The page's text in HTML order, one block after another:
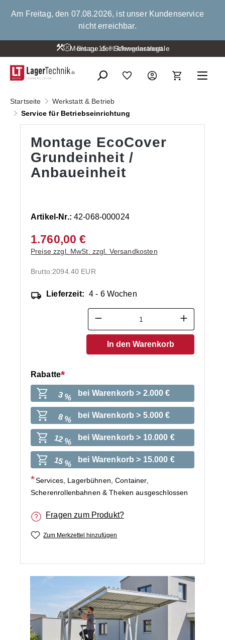
springen
Am Freitag, den 07.08.2026, ist unser Kundenservice
nicht erreichbar.
Bis zu 15 % Mengenrabatt
Montage der Schwerlastregale
Startseite
Werkstatt & Betrieb
Service für Betriebseinrichtung
Montage EcoCover
Grundeinheit /
Anbaueinheit
Artikel-Nr.: 42-068-000024
1.760,00 €
Preise zzgl. MwSt. zzgl. Versandkosten
Brutto:2094.40 EUR
Lieferzeit: 4 - 6 Wochen
Produkt Anzahl: Gib den
In den Warenkorb
Rabatte
3 % bei Warenkorb > 2.000 €
8 % bei Warenkorb > 5.000 €
12 % bei Warenkorb > 10.000 €
15 % bei Warenkorb > 15.000 €
Services, Lagerbühnen, Container,
Scherenrollenbahnen & Theken ausgeschlossen
Fragen zum Produkt?
Zum Merkzettel hinzufügen
Bildergalerie überspringen